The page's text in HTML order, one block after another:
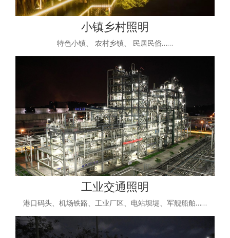
小镇乡村照明
特色小镇、 农村乡镇、 民居民俗……
工业交通照明
港口码头、机场铁路、工业厂区、电站坝堤、军舰船舶……